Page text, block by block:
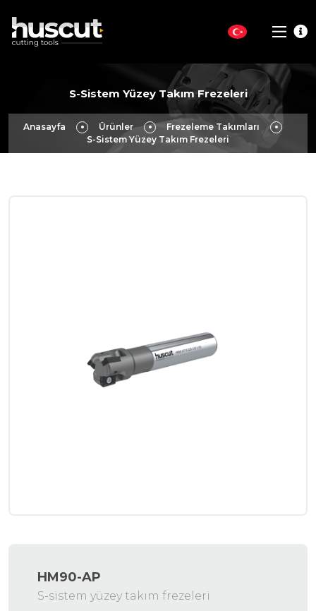
S-Sistem Yüzey Takım Frezeleri
Anasayfa Ürünler
Frezeleme Takımları
S-Sistem Yüzey Takım Frezeleri
HM90-AP
S-sistem yüzey takım frezeleri